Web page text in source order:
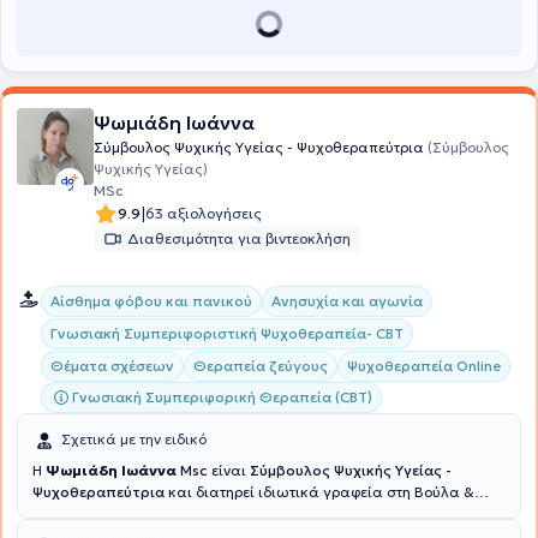
για προσωπική ανάπτυξη.Κάθε άτομο προσεγγίζεται με σεβασμό,
αυθεντικότητα και ενσυναίσθηση, με στόχο τη δημιουργία ενός
Ψωμιάδη Ιωάννα
Σύμβουλος Ψυχικής Υγείας - Ψυχοθεραπεύτρια (Σύμβουλος
Ψυχικής Υγείας)
MSc
9.9|63 αξιολογήσεις
Διαθεσιμότητα για βιντεοκλήση
Αίσθημα φόβου και πανικού
Ανησυχία και αγωνία
Γνωσιακή Συμπεριφοριστική Ψυχοθεραπεία- CBT
Θέματα σχέσεων
Θεραπεία ζεύγους
Ψυχοθεραπεία Online
Γνωσιακή Συμπεριφορική Θεραπεία (CBT)
Σχετικά με την ειδικό
Η Ψωμιάδη Ιωάννα Msc είναι Σύμβουλος Ψυχικής Υγείας -
Ψυχοθεραπεύτρια και διατηρεί ιδιωτικά γραφεία στη Βούλα &